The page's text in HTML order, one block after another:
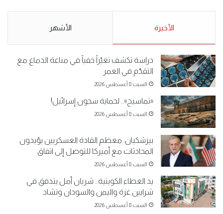
5-2019.
نبيع مخدرات يعني ولا خمر؟!.
الأخيرة الأشهر
دراسة تكشف تغيّراً خفياً في مناعة الدماغ مع
التقدّم في العمر
السبت 8 أغسطس 2026
«تماسيح».. لحماية سجون إسرائيل!
السبت 8 أغسطس 2026
بيزشكيان: معظم القادة العسكريين يؤيدون
المحادثات مع أميركا للتوصل إلى اتفاق
السبت 8 أغسطس 2026
يد العطاء الكويتية.. شريان أمل يتدفق في
شرايين غزة واليمن والسودان وتشاد
السبت 8 أغسطس 2026